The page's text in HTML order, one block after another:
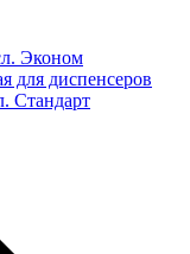
Эконом
для диспенсеров
Стандарт